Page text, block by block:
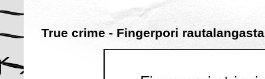
True crime - Fingerpori